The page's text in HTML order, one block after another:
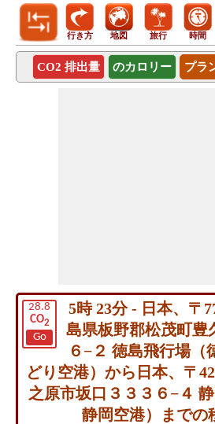
行き方 地図 旅行 時間
CO2 排出量 のカロリー プラ
28.8
CO2
Go
5時 23分 - 日本、〒
島県板野郡松茂町豊
６−２ 徳島飛行場（
どり空港）から日本、〒
之原市坂口３３３６−４
静岡空港）までの